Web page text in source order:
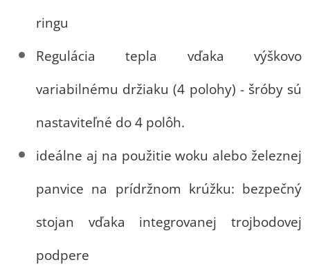
ringu
Regulácia tepla vďaka výškovo
variabilnému držiaku (4 polohy) - šróby sú
nastaviteľné do 4 polôh.
ideálne aj na použitie woku alebo železnej
panvice na prídržnom krúžku: bezpečný
stojan vďaka integrovanej trojbodovej
podpere